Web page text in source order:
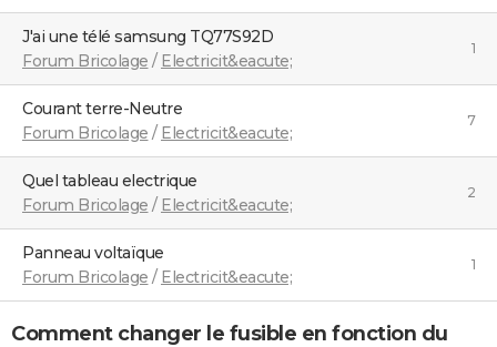
j'ai une télé samsung TQ77S92D
Forum Bricolage / Electricit&eacute;
1
courant terre-Neutre
Forum Bricolage / Electricit&eacute;
7
Quel tableau electrique
Forum Bricolage / Electricit&eacute;
2
Panneau voltaïque
Forum Bricolage / Electricit&eacute;
1
Comment changer le fusible en fonction du